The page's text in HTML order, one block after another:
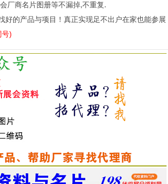
厂商名片图册等不漏掉,不重复.
好的产品与项目！真正实现足不出户在家也能参展
号)